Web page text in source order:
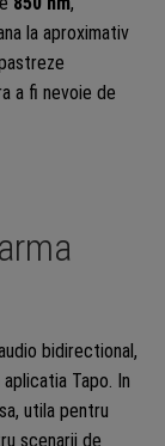
la aproximativ
a fi nevoie de
bidirectional,
Tapo. In
utila pentru
scenarii de